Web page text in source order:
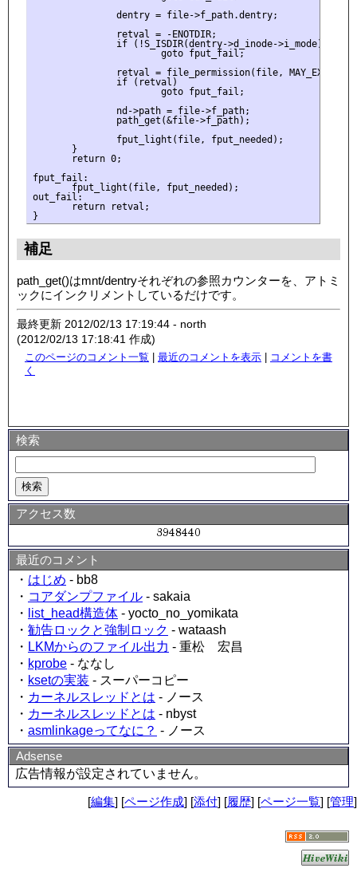
               dentry = file->f_path.dentry;
               retval = -ENOTDIR;
               if (!S_ISDIR(dentry->d_inode->i_mode))
                       goto fput_fail;
               retval = file_permission(file, MAY_EXEC);
               if (retval)
                       goto fput_fail;
               nd->path = file->f_path;
               path_get(&file->f_path);
               fput_light(file, fput_needed);
       }
       return 0;
fput_fail:
       fput_light(file, fput_needed);
out_fail:
       return retval;
補足
path_get()はmnt/dentryそれぞれの参照カウンターを、アトミ
ックにインクリメントしているだけです。
最終更新 2012/02/13 17:19:44 - north
(2012/02/13 17:18:41 作成)
このページのコメント一覧 最近のコメントを表示
コメントを書
く
検索
アクセス数
最近のコメント
・ はじめ - bb8
・ コアダンプファイル - sakaia
・
list_head構造体 - yocto_no_yomikata
・ 勧告ロックと強制ロック - wataash
・ LKMからのファイル出力 - 重松 宏昌
・ kprobe - ななし
・ ksetの実装 - スーパーコピー
・ カーネルスレッドとは - ノース
・ カーネルスレッドとは - nbyst
・ asmlinkageってなに？ - ノース
Adsense
広告情報が設定されていません。
[編集] [ページ作成] [添付] [履歴] [ページ一覧] [管理]